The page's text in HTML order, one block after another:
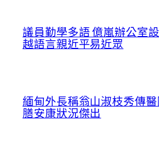
議員勤學多語 億嵐辦公室
越語言親近平易近眾
緬甸外長稱翁山淑枝秀傳
膳安康狀況傑出